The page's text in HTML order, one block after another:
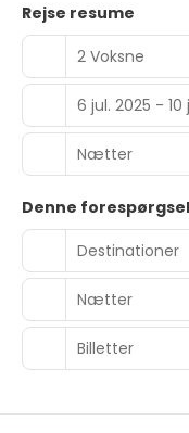
Rejse resume
2 Voksne
6 jul. 2025 - 10
Nætter
Denne
Destinationer
Nætter
Billetter